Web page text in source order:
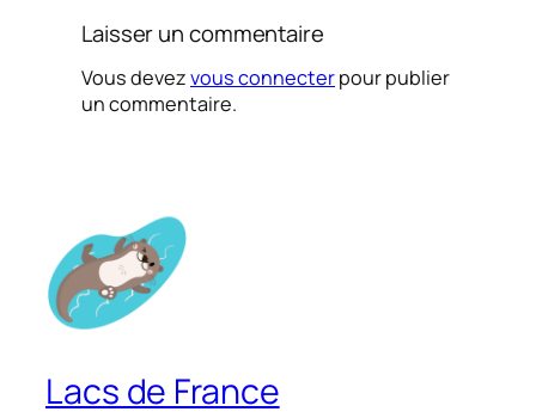
Laisser un commentaire
Vous devezvous connecterpour publier
un commentaire.
Lacs de France